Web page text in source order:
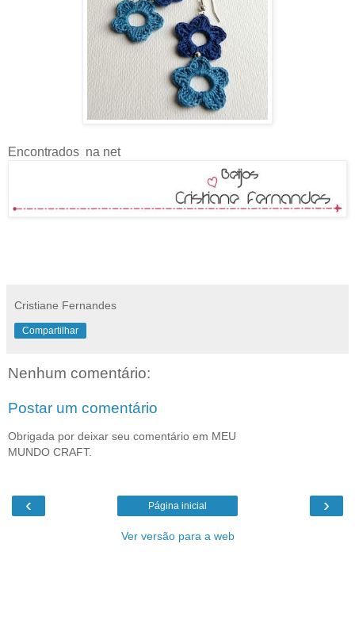
Encontrados na net
Cristiane Fernandes
Compartilhar
Nenhum comentário:
Postar um comentário
Obrigada por deixar seu comentário em MEU
MUNDO CRAFT.
‹ ›
Página inicial
Ver versão para a web